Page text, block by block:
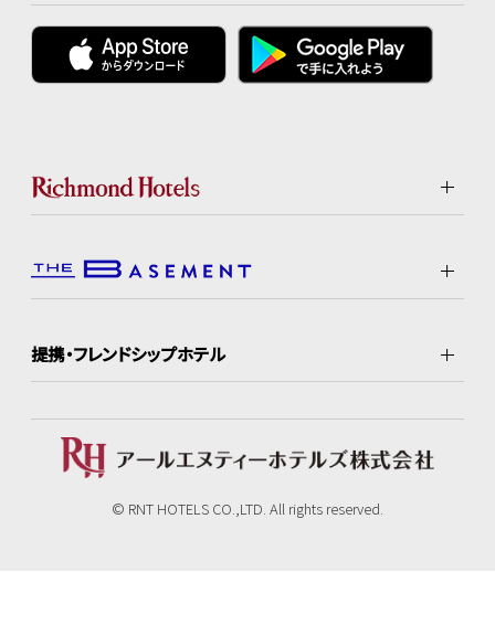
提携・フレンドシップホテル
© RNT HOTELS CO.,LTD. All rights reserved.